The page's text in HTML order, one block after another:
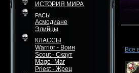
ИСТОРИЯ МИРА
РАСЫ
Асмодиане
Элийцы
КЛАССЫ
Warrior - Воин
Scout - Скаут
Mage- Маг
Priest - Жрец
Все